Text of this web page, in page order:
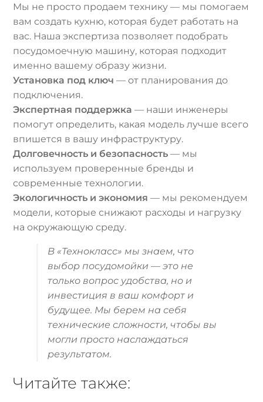
Мы не просто продаем технику — мы помогаем
вам создать кухню, которая будет работать на
вас. Наша экспертиза позволяет подобрать
посудомоечную машину, которая подходит
именно вашему образу жизни.
Установка под ключ — от планирования до
подключения.
Экспертная поддержка — наши инженеры
помогут определить, какая модель лучше всего
впишется в вашу инфраструктуру.
Долговечность и безопасность — мы
используем проверенные бренды и
современные технологии.
Экологичность и экономия — мы рекомендуем
модели, которые снижают расходы и нагрузку
на окружающую среду.
В «Технокласс» мы знаем, что
выбор посудомойки — это не
только вопрос удобства, но и
инвестиция в ваш комфорт и
будущее. Мы берем на себя
технические сложности, чтобы вы
могли просто наслаждаться
результатом.
Читайте также: